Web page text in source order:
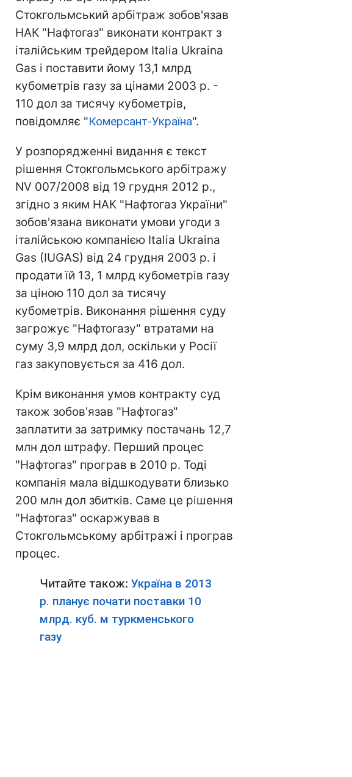
Стокгольмський арбітраж зобов'язав
НАК "Нафтогаз" виконати контракт з
італійським трейдером Italia Ukraina
Gas і поставити йому 13,1 млрд
кубометрів газу за цінами 2003 р. -
110 дол за тисячу кубометрів,
повідомляє "Комерсант-Україна".
У розпорядженні видання є текст
рішення Стокгольмського арбітражу
NV 007/2008 від 19 грудня 2012 р.,
згідно з яким НАК "Нафтогаз України"
зобов'язана виконати умови угоди з
італійською компанією Italia Ukraina
Gas (IUGAS) від 24 грудня 2003 р. і
продати їй 13, 1 млрд кубометрів газу
за ціною 110 дол за тисячу
кубометрів. Виконання рішення суду
загрожує "Нафтогазу" втратами на
суму 3,9 млрд дол, оскільки у Росії
газ закуповується за 416 дол.
Крім виконання умов контракту суд
також зобов'язав "Нафтогаз"
заплатити за затримку постачань 12,7
млн дол штрафу. Перший процес
"Нафтогаз" програв в 2010 р. Тоді
компанія мала відшкодувати близько
200 млн дол збитків. Саме це рішення
"Нафтогаз" оскаржував в
Стокгольмському арбітражі і програв
процес.
Читайте також: Україна в 2013
р. планує почати поставки 10
млрд. куб. м туркменського
газу